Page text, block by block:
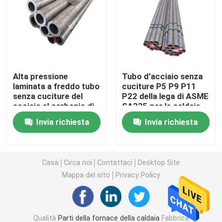
Tubo d'acciaio senza cuciture
Tubo ad alta pressione della caldaia
Tubo d'acciaio di precisione
Griglia a catena Antivari
Alta pressione
laminata a freddo tubo
senza cuciture del
acciaio al carbonio di
N-F 40CD4/42CD4
Invia richiesta
Tubo d'acciaio senza
cuciture P5 P9 P11
P22 della lega di ASME
SA335 per la caldaia
ad alta pressione
Invia richiesta
Casa Circa noi Contattaci
Desktop Site
Mappa del sito
Privacy Policy
Qualità Parti della fornace della caldaia Fabbrica